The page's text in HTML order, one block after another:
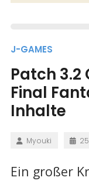
J-GAMES
Patch
Final
Inhalte
Myouki
Ein großer